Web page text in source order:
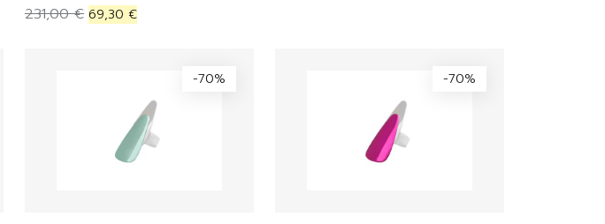
231,00€ 69,30 €
-70% -70%